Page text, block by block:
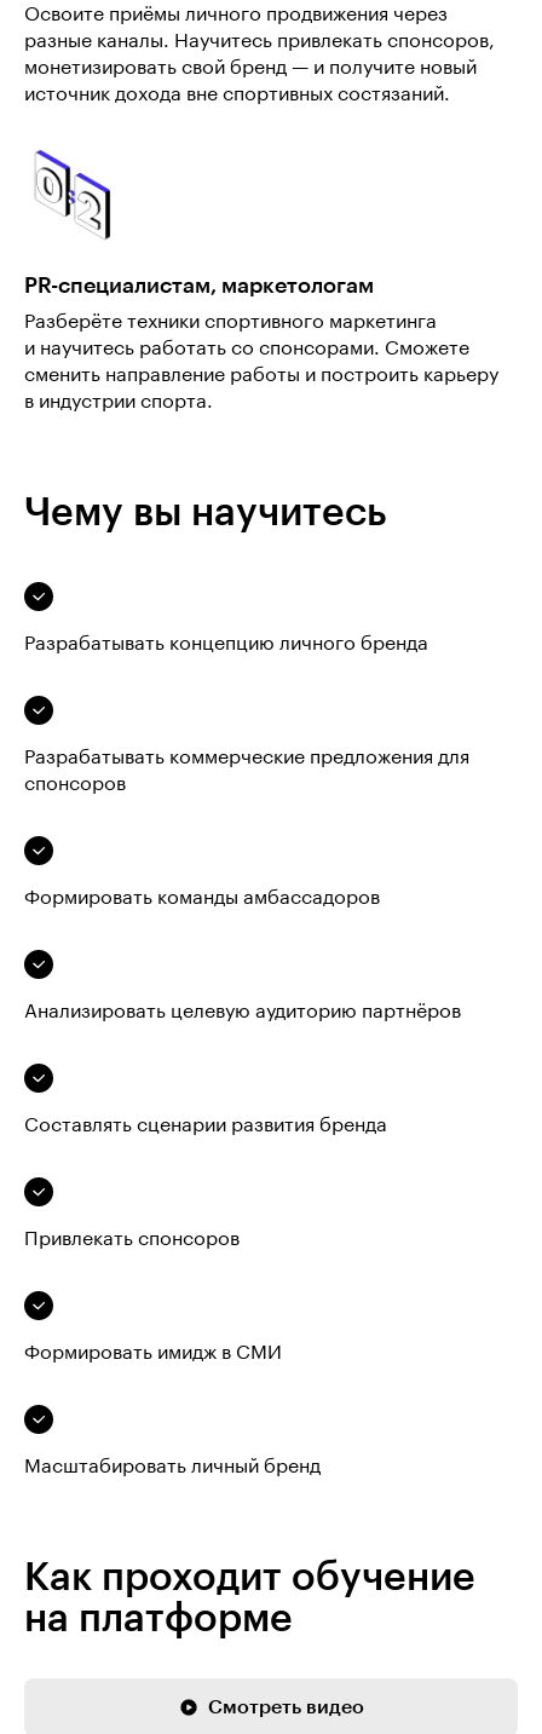
Освоите приёмы личного продвижения через
разные каналы. Научитесь привлекать спонсоров,
монетизировать свой бренд — и получите новый
источник дохода вне спортивных состязаний.
PR-специалистам, маркетологам
Разберёте техники спортивного маркетинга
и научитесь работать со спонсорами. Сможете
сменить направление работы и построить карьеру
в индустрии спорта.
Чему вы научитесь
Разрабатывать концепцию личного бренда
Разрабатывать коммерческие предложения для
спонсоров
Формировать команды амбассадоров
Анализировать целевую аудиторию партнёров
Составлять сценарии развития бренда
Привлекать спонсоров
Формировать имидж в СМИ
Масштабировать личный бренд
Как проходит обучение
на платформе
Смотреть видео